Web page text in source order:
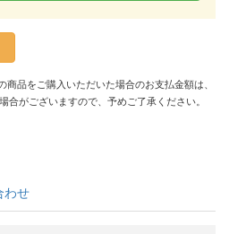
品をご購入いただいた場合のお支払金額は、
合がございますので、予めご了承ください。
わせ